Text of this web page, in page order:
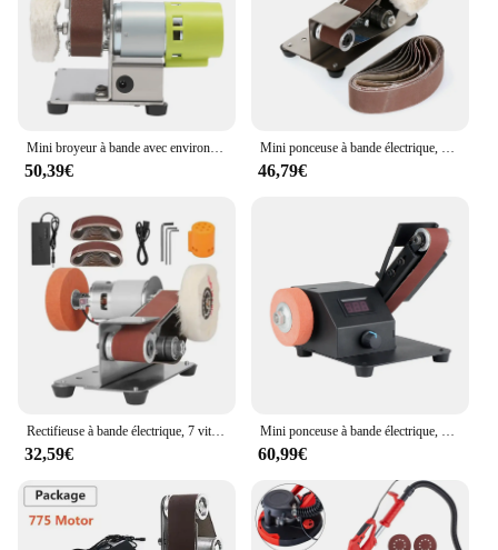
Mini broyeur à bande avec environnement de meulage, machine à polir bricolage, alimentation réglable 7x, 150 W Max. Protein RPM, 10 pièces
50,39€
Mini ponceuse à bande électrique, bricolage, polissage, rectifieuse, affû70.de bords de coupe, coupe-bureau, outil électrique de bords
46,79€
Rectifieuse à bande électrique, 7 vitesses réglables, polisseuse, affû70., 9000 tr/min, ponceuse, outil
32,59€
Mini ponceuse à bande électrique, 350W, ponçage, polissage, rectifieuse, régulation de vitesse en continu, 10 environnements de ponçage
60,99€